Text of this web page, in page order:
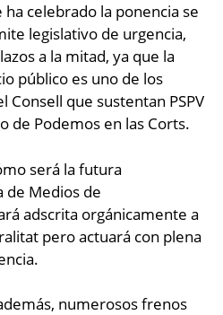
celebrado la ponencia se
legislativo de urgencia,
a la mitad, ya que la
público es uno de los
Consell que sustentan PSPV
de Podemos en las Corts.
será la futura
de Medios de
adscrita orgánicamente a
pero actuará con plena
numerosos frenos